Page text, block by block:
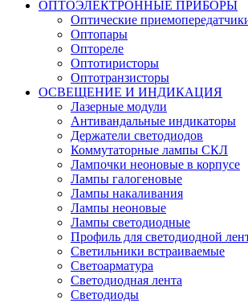
ОПТОЭЛЕКТРОННЫЕ ПРИБОРЫ
Оптические
Оптопары
Оптореле
Оптотиристоры
Оптотранзисторы
ОСВЕЩЕНИЕ И ИНДИКАЦИЯ
Лазерные модули
Антивандальные индикаторы
Держатели светодиодов
Коммутаторные лампы СКЛ
Лампочки неоновые в корпусе
Лампы галогеновые
Лампы накаливания
Лампы неоновые
Лампы светодиодные
Профиль для светодиодной
Светильники встраиваемые
Светоарматура
Светодиодная лента
Светодиоды